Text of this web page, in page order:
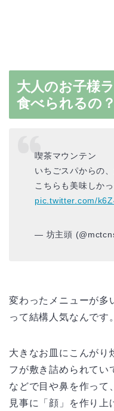
大人のお子様
食べられるの？
喫茶マウンテン
いちごスパからの
こちらも美味しかっ
pic.twitter.com/
— 坊主頭
変わったメニューが多
って結構人気なんです。
大きなお皿にこんがり
フが敷き詰められてい
などで目や鼻を作って
見事に「顔」を作り上